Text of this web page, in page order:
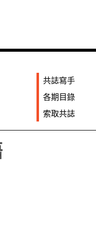
共誌寫手
各期目錄
索取共誌